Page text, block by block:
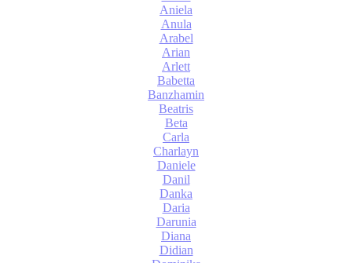
Aniela
Anula
Arabel
Arian
Arlett
Babetta
Banzhamin
Beatris
Beta
Carla
Charlayn
Daniele
Danil
Danka
Daria
Darunia
Diana
Didian